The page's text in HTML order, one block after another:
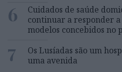
6
Cuidados de saúde
continuar a responder
modelos concebidos no
7
Os Lusíadas são um
uma avenida